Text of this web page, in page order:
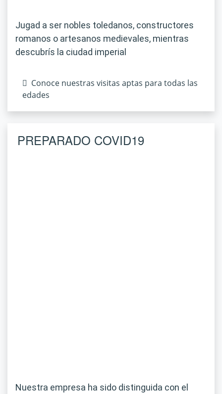
Jugad a ser nobles toledanos, constructores
romanos o artesanos medievales, mientras
descubrís la ciudad imperial
Conoce nuestras visitas aptas para todas las
edades
PREPARADO COVID19
Nuestra empresa ha sido distinguida con el